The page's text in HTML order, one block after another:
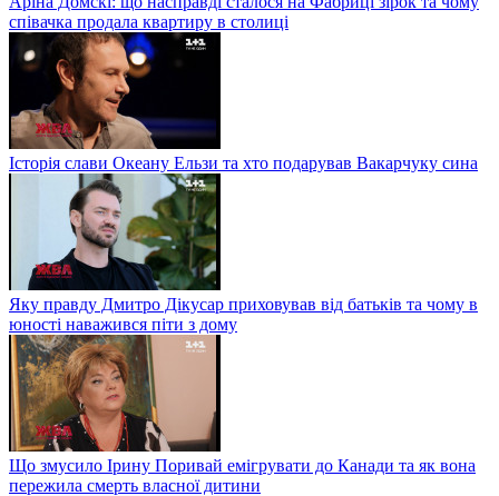
співачка продала квартиру в столиці
Історія слави Океану Ельзи та хто подарував Вакарчуку сина
Яку правду Дмитро Дікусар приховував від батьків та чому в
юності наважився піти з дому
Що змусило Ірину Поривай емігрувати до Канади та як вона
пережила смерть власної дитини